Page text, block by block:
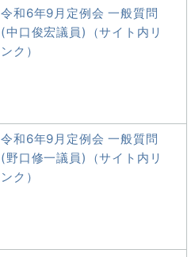
令和6年9月定例会 一般質問
(中口俊宏議員)（サイト内リ
ンク）
令和6年9月定例会 一般質問
(野口修一議員)（サイト内リ
ンク）